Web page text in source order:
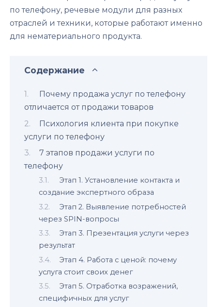
по телефону, речевые модули для разных
отраслей и техники, которые работают именно
для нематериального продукта.
Содержание
Почему продажа услуг по телефону
отличается от продажи товаров
Психология клиента при покупке
услуги по телефону
7 этапов продажи услуги по
телефону
Этап 1. Установление контакта и
создание экспертного образа
Этап 2. Выявление потребностей
через SPIN-вопросы
Этап 3. Презентация услуги через
результат
Этап 4. Работа с ценой: почему
услуга стоит своих денег
Этап 5. Отработка возражений,
специфичных для услуг